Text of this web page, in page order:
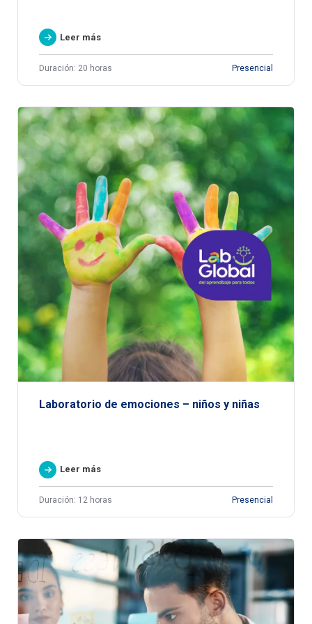
Leer más
Duración: 20 horas Presencial
Laboratorio de emociones – niños y niñas
Leer más
Duración: 12 horas Presencial